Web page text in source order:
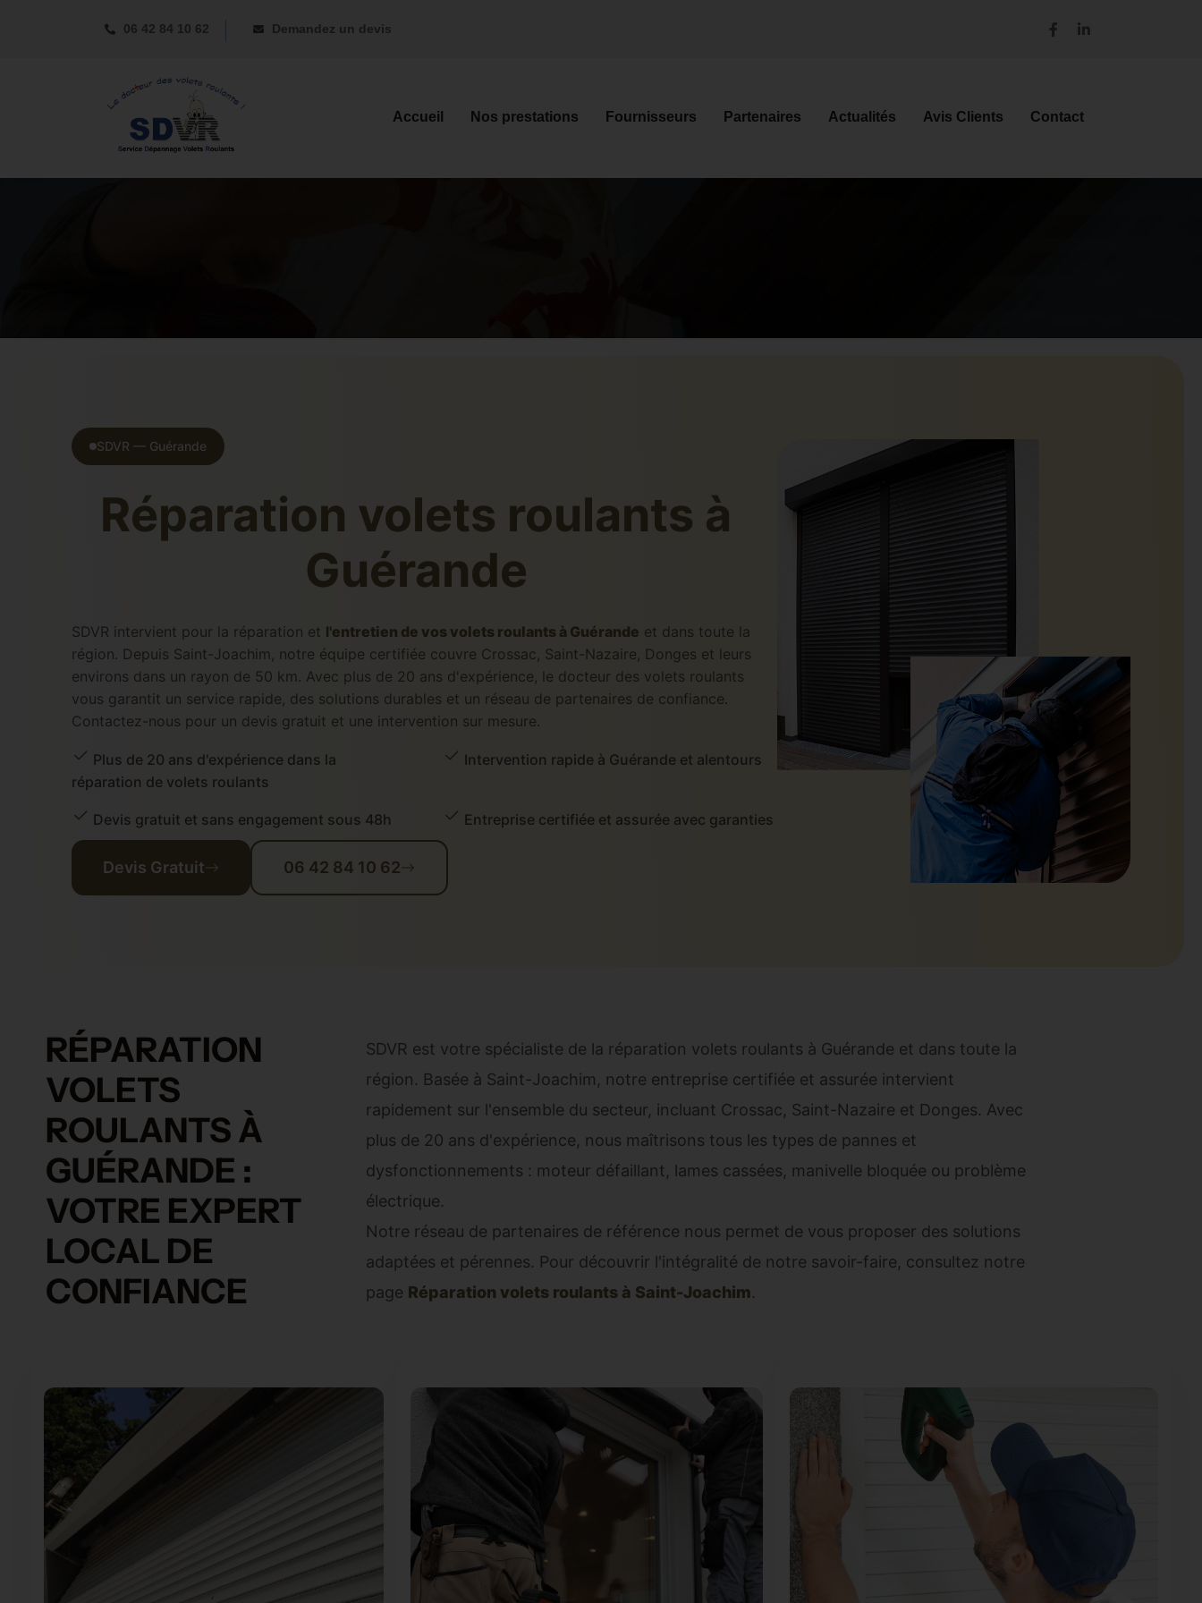
06 42 84 10 62 Demandez un devis
Accueil Nos prestations Fournisseurs Partenaires Actualités Avis Clients Contact
SDVR — Guérande
Réparation volets roulants à
Guérande
SDVR intervient pour la réparation et l'entretien de vos volets roulants à Guérande et dans toute la
région. Depuis Saint-Joachim, notre équipe certifiée couvre Crossac, Saint-Nazaire, Donges et leurs
environs dans un rayon de 50 km. Avec plus de 20 ans d'expérience, le docteur des volets roulants
vous garantit un service rapide, des solutions durables et un réseau de partenaires de confiance.
Contactez-nous pour un devis gratuit et une intervention sur mesure.
Plus de 20 ans d'expérience dans la
réparation de volets roulants
Intervention rapide à Guérande et alentours
Devis gratuit et sans engagement sous 48h Entreprise certifiée et assurée avec garanties
Devis Gratuit 06 42 84 10 62
RÉPARATION
VOLETS
ROULANTS À
GUÉRANDE :
VOTRE EXPERT
LOCAL DE
CONFIANCE
SDVR est votre spécialiste de la réparation volets roulants à Guérande et dans toute la
région. Basée à Saint-Joachim, notre entreprise certifiée et assurée intervient
rapidement sur l'ensemble du secteur, incluant Crossac, Saint-Nazaire et Donges. Avec
plus de 20 ans d'expérience, nous maîtrisons tous les types de pannes et
dysfonctionnements : moteur défaillant, lames cassées, manivelle bloquée ou problème
électrique.
Notre réseau de partenaires de référence nous permet de vous proposer des solutions
adaptées et pérennes. Pour découvrir l'intégralité de notre savoir-faire, consultez notre
page Réparation volets roulants à Saint-Joachim.